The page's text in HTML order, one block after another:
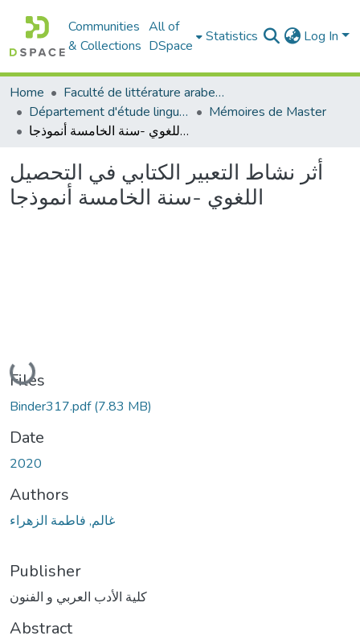
Communities
& Collections
All of
DSpace
Statistics Log In
Home
Faculté de littérature arabe et des arts
Département d'étude linguistique
Mémoires de Master
أثر نشاط التعبير الكتابي في التحصيل اللغوي -سنة الخامسة أنموذجا
أثر نشاط التعبير الكتابي في التحصيل
اللغوي -سنة الخامسة أنموذجا
Loading...
Files
Binder317.pdf(7.83 MB)
Date
2020
Authors
غالم, فاطمة الزهراء
Publisher
كلية الأدب العربي و الفنون
Abstract